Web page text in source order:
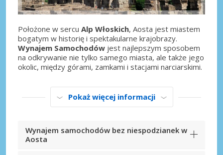
Położone w sercu Alp Włoskich, Aosta jest miastem
bogatym w historię i spektakularne krajobrazy.
Wynajem Samochodów jest najlepszym sposobem
na odkrywanie nie tylko samego miasta, ale także jego
okolic, między górami, zamkami i stacjami narciarskimi.
Pokaż więcej informacji
Wynajem samochodów bez niespodzianek w
Aosta